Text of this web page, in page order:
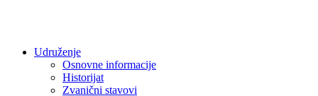
Udruženje
Osnovne informacije
Historijat
Zvanični stavovi